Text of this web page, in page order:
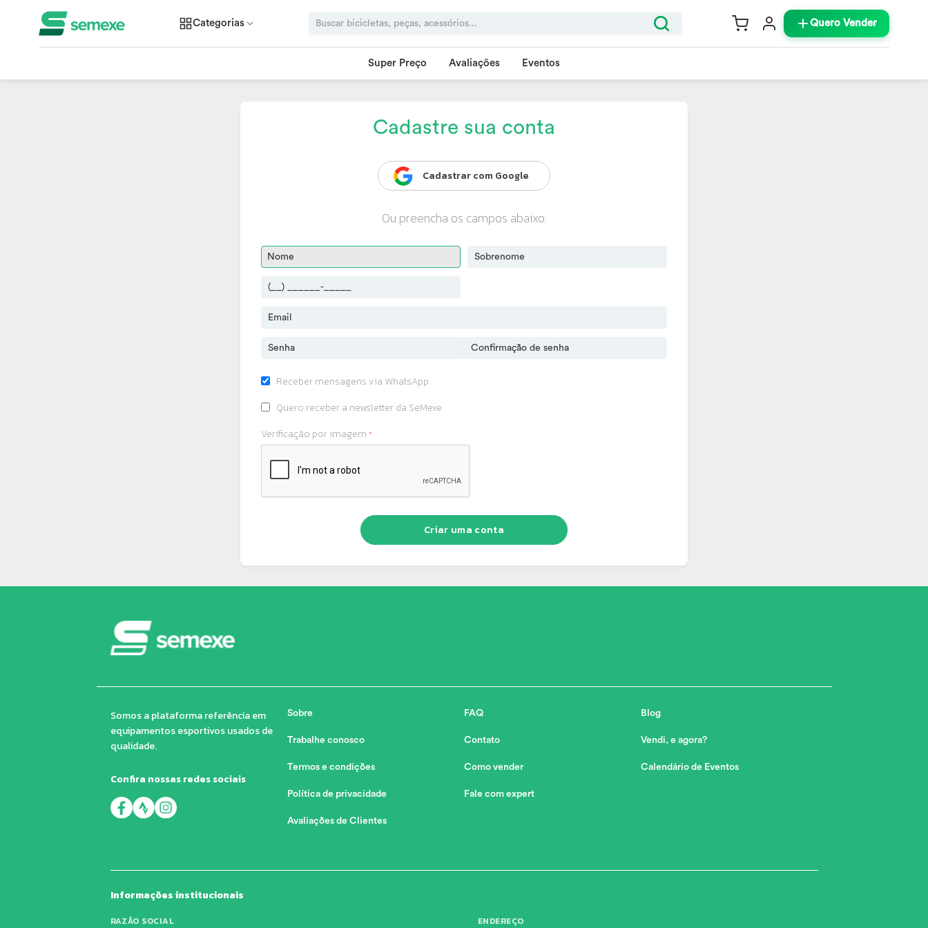
Categorias Quero Vender
Super Preço Avaliações Eventos
Cadastre sua conta
Cadastrar com Google
Ou preencha os campos abaixo:
Receber mensagens via WhatsApp
Quero receber a newsletter da SeMexe
Verificação por imagem
Criar uma conta
Somos a plataforma referência em
equipamentos esportivos usados de
qualidade.
Confira nossas redes sociais
Sobre
Trabalhe conosco
Termos e condições
Política de privacidade
Avaliações de Clientes
FAQ
Contato
Como vender
Fale com expert
Blog
Vendi, e agora?
Calendário de Eventos
Informações institucionais
RAZÃO SOCIAL ENDEREÇO